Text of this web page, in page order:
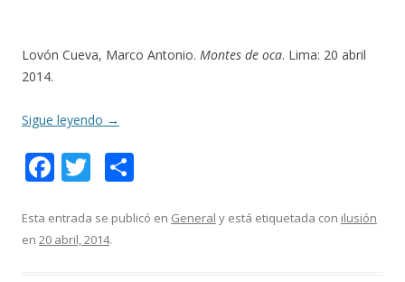
Lovón Cueva, Marco Antonio. Montes de oca. Lima: 20 abril
2014.
Sigue leyendo →
F
e
b
T
itt
er
m
Esta entrada se publicó en General y está etiquetada con ilusión
en 20 abril, 2014.